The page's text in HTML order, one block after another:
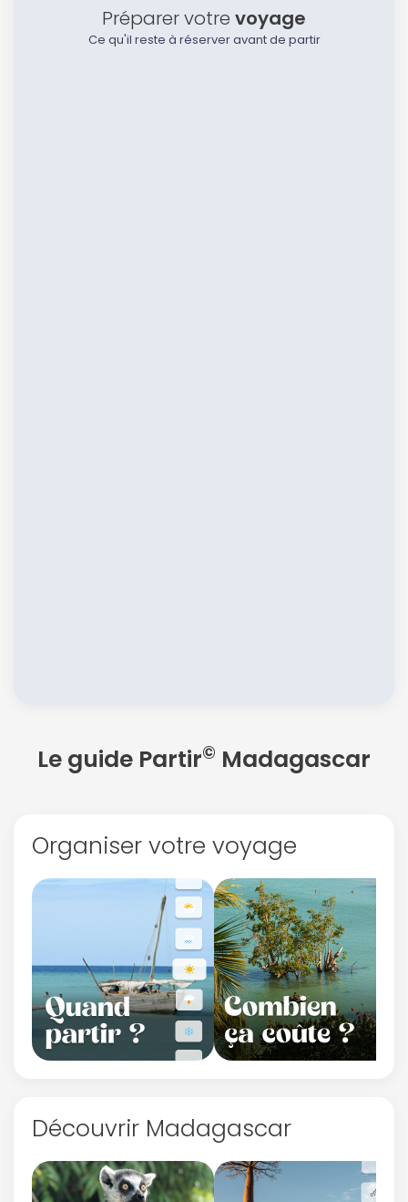
Préparer votre voyage
Ce qu'il reste à réserver avant de partir
Le guide Partir© Madagascar
Organiser votre voyage
Découvrir Madagascar